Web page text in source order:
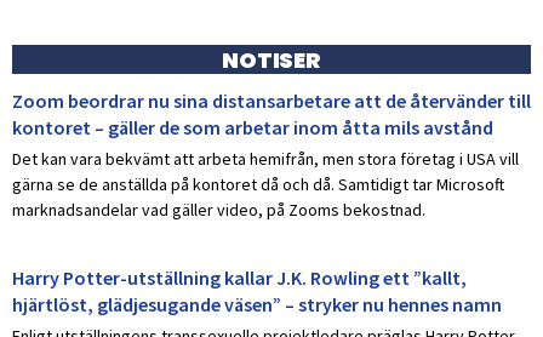
NOTISER
Zoom beordrar nu sina distansarbetare att de återvänder till
kontoret – gäller de som arbetar inom åtta mils avstånd
Det kan vara bekvämt att arbeta hemifrån, men stora företag i USA vill
gärna se de anställda på kontoret då och då. Samtidigt tar Microsoft
marknadsandelar vad gäller video, på Zooms bekostnad.
Harry Potter-utställning kallar J.K. Rowling ett ”kallt,
hjärtlöst, glädjesugande väsen” – stryker nu hennes namn